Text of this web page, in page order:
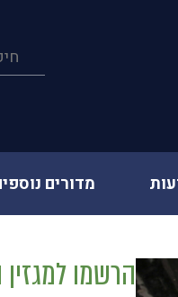
מדורים
הרשמו למגזין